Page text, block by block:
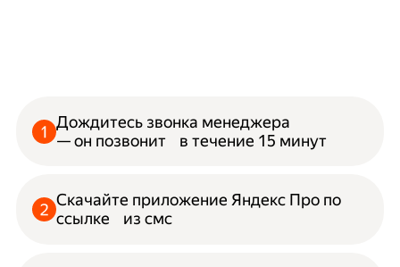
Дождитесь звонка менеджера
— он позвонит в течение 15 минут
Скачайте приложение Яндекс Про по
ссылке из смс